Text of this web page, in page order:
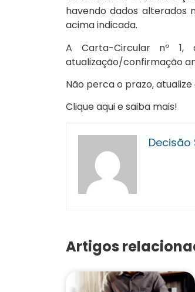
havendo dados alterados
acima indicada.
A Carta-Circular nº 1,
atualização/confirmação
Não perca o prazo,
Clique aqui e saiba mais!
Decisão
Artigos